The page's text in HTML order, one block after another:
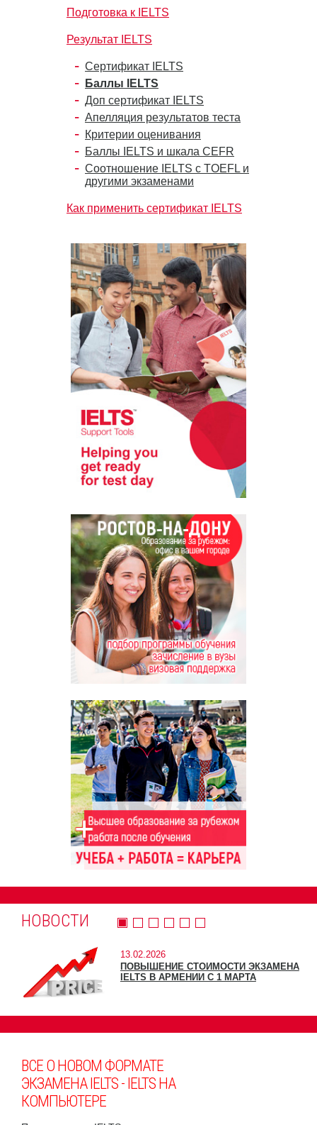
Подготовка к IELTS
Результат IELTS
Сертификат IELTS
Баллы IELTS
Доп сертификат IELTS
Апелляция результатов теста
Критерии оценивания
Баллы IELTS и шкала CEFR
Соотношение IELTS с TOEFL и
другими экзаменами
Как применить сертификат IELTS
НОВОСТИ
13.02.2026
ПОВЫШЕНИЕ СТОИМОСТИ ЭКЗАМЕНА
IELTS В АРМЕНИИ С 1 МАРТА
ВСЕ О НОВОМ ФОРМАТЕ
ЭКЗАМЕНА IELTS - IELTS НА
КОМПЬЮТЕРЕ